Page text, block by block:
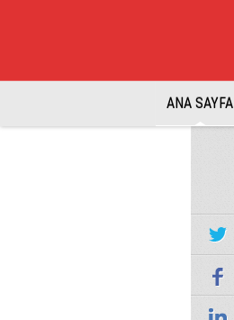
ANA SAYFA